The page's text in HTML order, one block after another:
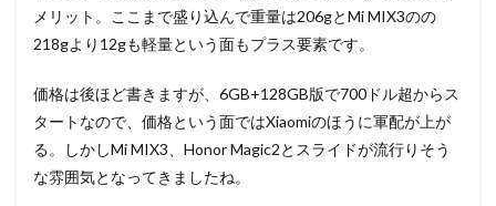
メリット。ここまで盛り込んで重量は206gとMi MIX3のの
218gより12gも軽量という面もプラス要素です。
価格は後ほど書きますが、6GB+128GB版で700ドル超からス
タートなので、価格という面ではXiaomiのほうに軍配が上が
る。しかしMi MIX3、Honor Magic2とスライドが流行りそう
な雰囲気となってきましたね。